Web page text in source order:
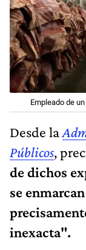
Empleado de
Desde la
Públicos,
de dichos
se
inexacta".